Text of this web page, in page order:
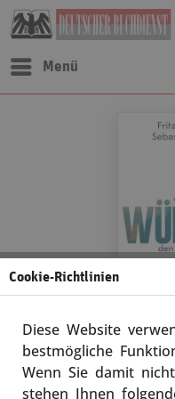
Menü
Fritz Vahrenholt/
Cookie-Richtlinien
Diese Website
bestmögliche
Wenn Sie damit
stehen Ihnen